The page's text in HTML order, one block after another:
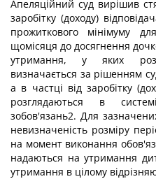
Апеляційний суд вирішив
заробітку (доходу)
прожиткового мінімуму
щомісяця до досягнення
утримання, у яких
визначається за рішенням
а в частці від заробітку
розглядаються в
зобов'язань2. Для
невизначеність розміру
на момент виконання
надаються на утримання
утримання в цілому